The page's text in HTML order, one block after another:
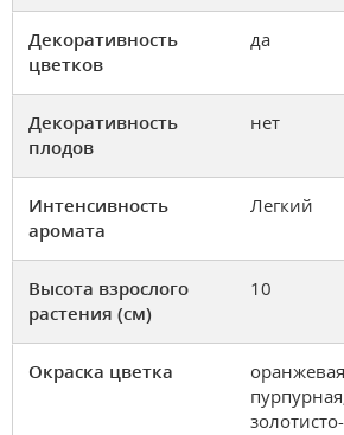
Декоративность
цветков
да
Декоративность
плодов
нет
Интенсивность
аромата
Легкий
Высота взрослого
растения (см)
10
Окраска цветка